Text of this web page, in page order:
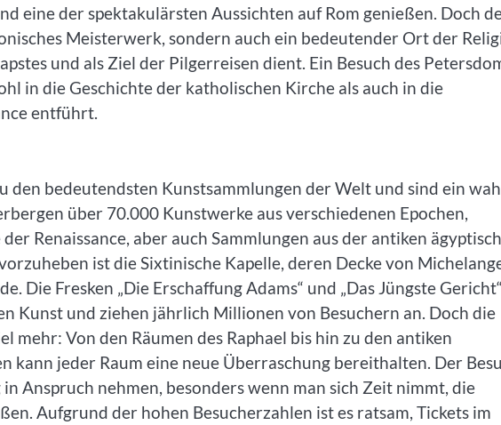
eine der spektakulärsten Aussichten auf Rom genießen. Doch
Meisterwerk, sondern auch ein bedeutender Ort der
und als Ziel der Pilgerreisen dient. Ein Besuch des
in die Geschichte der katholischen Kirche als auch in die
entführt.
den bedeutendsten Kunstsammlungen der Welt und sind ein
über 70.000 Kunstwerke aus verschiedenen Epochen,
Renaissance, aber auch Sammlungen aus der antiken
ist die Sixtinische Kapelle, deren Decke von
Die Fresken „Die Erschaffung Adams“ und „Das Jüngste Gericht“
Kunst und ziehen jährlich Millionen von Besuchern an. Doch die
mehr: Von den Räumen des Raphael bis hin zu den antiken
kann jeder Raum eine neue Überraschung bereithalten. Der
Anspruch nehmen, besonders wenn man sich Zeit nimmt, die
Aufgrund der hohen Besucherzahlen ist es ratsam, Tickets im